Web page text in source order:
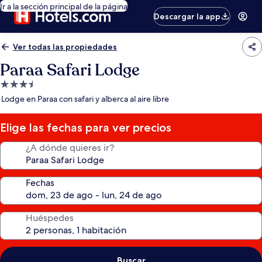
Ir a la sección principal de la página
Descargar la app
Ver todas las propiedades
Paraa Safari Lodge
Propiedad
de
estrellas
Lodge en Paraa con safari y alberca al aire libre
Elige las fechas para ver precios
¿A dónde quieres ir?
Fechas
Huéspedes